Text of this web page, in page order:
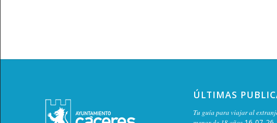
ÚLTIMAS
Tu guía para viajar al